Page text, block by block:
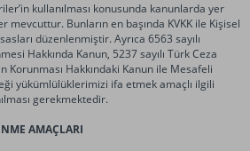
kullanılması konusunda kanunlarda yer
Bunların en başında KVKK ile Kişisel
düzenlenmiştir. Ayrıca 6563 sayılı
Hakkında Kanun, 5237 sayılı Türk Ceza
Korunması Hakkındaki Kanun ile Mesafeli
yükümlülüklerimizi ifa etmek amaçlı ilgili
gerekmektedir.
AMAÇLARI